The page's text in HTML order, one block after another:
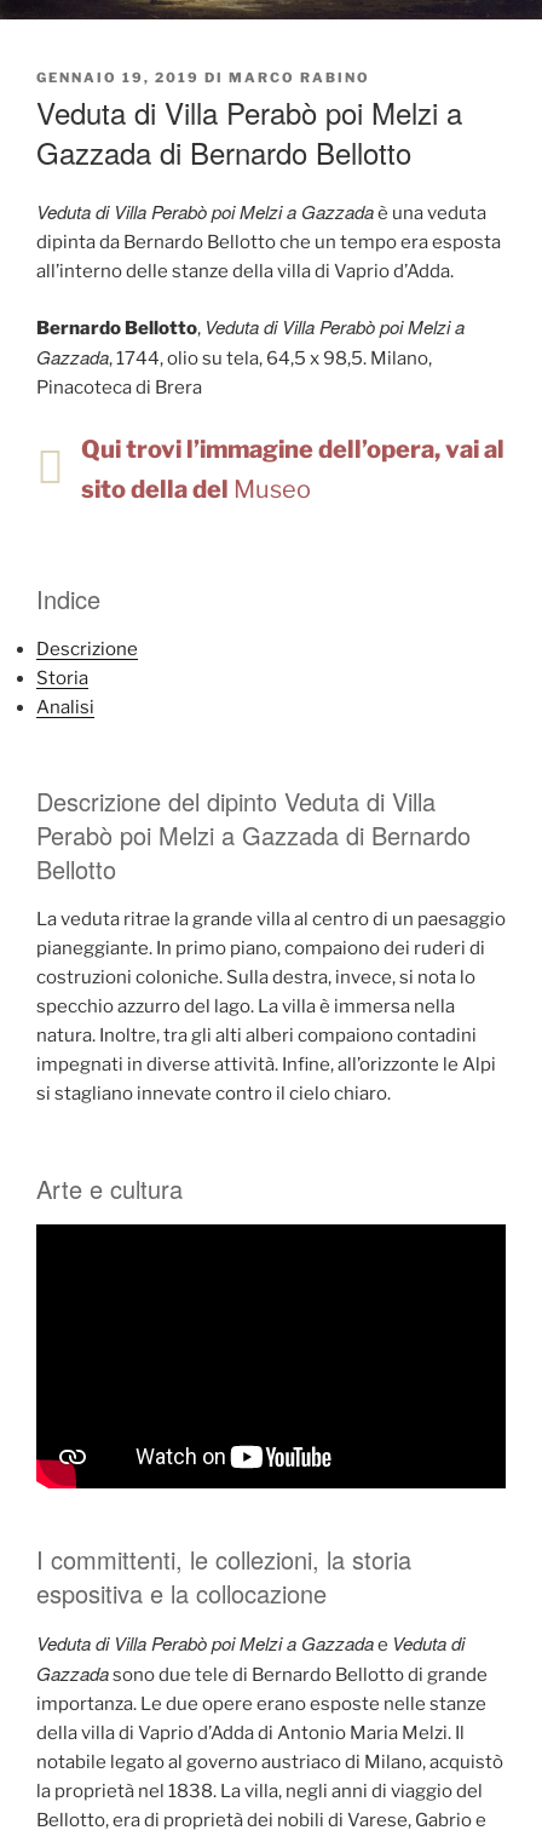
PUBBLICATO
GENNAIO 19, 2019 DI MARCO RABINO
Veduta di Villa Perabò poi Melzi a
Gazzada di Bernardo Bellotto
Veduta di Villa Perabò poi Melzi a Gazzadaè una veduta
dipinta da Bernardo Bellotto che un tempo era esposta
all’interno delle stanze della villa di Vaprio d’Adda.
Bernardo Bellotto, Veduta di Villa Perabò poi Melzi a
Gazzada, 1744, olio su tela, 64,5 x 98,5. Milano,
Pinacoteca di Brera
Qui trovi l’immagine dell’opera, vai al
sito della del Museo
Indice
Descrizione
Storia
Analisi
Descrizione del dipinto Veduta di Villa
Perabò poi Melzi a Gazzada di Bernardo
Bellotto
La veduta ritrae la grande villa al centro di un paesaggio
pianeggiante. In primo piano, compaiono dei ruderi di
costruzioni coloniche. Sulla destra, invece, si nota lo
specchio azzurro del lago. La villa è immersa nella
natura. Inoltre, tra gli alti alberi compaiono contadini
impegnati in diverse attività. Infine, all’orizzonte le Alpi
si stagliano innevate contro il cielo chiaro.
Arte e cultura
I committenti, le collezioni, la storia
espositiva e la collocazione
Veduta di Villa Perabò poi Melzi a Gazzadae Veduta di
Gazzadasono due tele di Bernardo Bellotto di grande
importanza. Le due opere erano esposte nelle stanze
della villa di Vaprio d’Adda di Antonio Maria Melzi. Il
notabile legato al governo austriaco di Milano, acquistò
la proprietà nel 1838. La villa, negli anni di viaggio del
Bellotto, era di proprietà dei nobili di Varese, Gabrio e